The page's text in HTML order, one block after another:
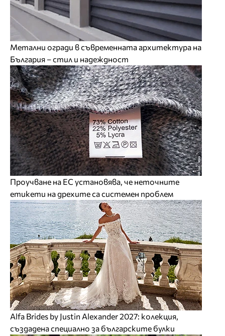
Метални огради в съвременната архитектура на
България – стил и надеждност
Проучване на ЕС установява, че неточните
етикети на дрехите са системен проблем
Alfa Brides by Justin Alexander 2027: колекция,
създадена специално за българските булки